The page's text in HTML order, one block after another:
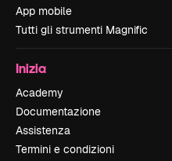
App mobile
Tutti gli strumenti Magnific
Inizia
Academy
Documentazione
Assistenza
Termini e condizioni